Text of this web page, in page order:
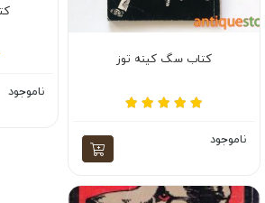
کتاب سگ کینه توز
ناموجود
ناموجود